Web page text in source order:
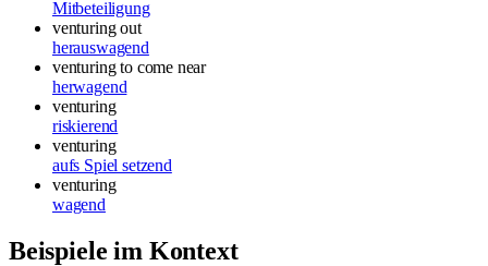
Mitbeteiligung
venturing out
herauswagend
venturing to come near
herwagend
venturing
riskierend
venturing
aufs Spiel setzend
venturing
wagend
Beispiele im Kontext